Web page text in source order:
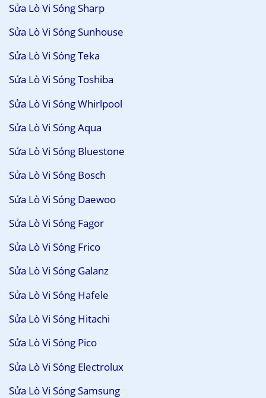
Sửa Lò Vi Sóng Sharp
Sửa Lò Vi Sóng Sunhouse
Sửa Lò Vi Sóng Teka
Sửa Lò Vi Sóng Toshiba
Sửa Lò Vi Sóng Whirlpool
Sửa Lò Vi Sóng Aqua
Sửa Lò Vi Sóng Bluestone
Sửa Lò Vi Sóng Bosch
Sửa Lò Vi Sóng Daewoo
Sửa Lò Vi Sóng Fagor
Sửa Lò Vi Sóng Frico
Sửa Lò Vi Sóng Galanz
Sửa Lò Vi Sóng Hafele
Sửa Lò Vi Sóng Hitachi
Sửa Lò Vi Sóng Pico
Sửa Lò Vi Sóng Electrolux
Sửa Lò Vi Sóng Samsung